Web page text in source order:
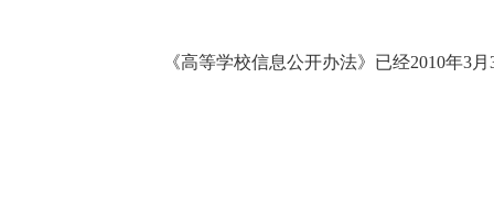
《高等学校信息公开办法》已经2010年3月